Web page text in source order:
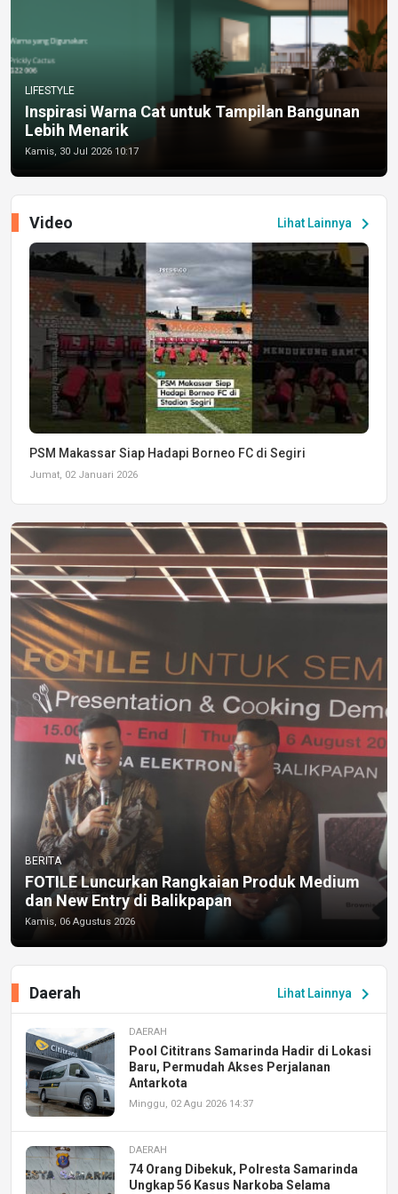
LIFESTYLE
Inspirasi Warna Cat untuk Tampilan Bangunan
Lebih Menarik
Kamis, 30 Jul 2026 10:17
Lihat Lainnya chevron_right
Video
PSM Makassar Siap Hadapi Borneo FC di Segiri
Jumat, 02 Januari 2026
BERITA
FOTILE Luncurkan Rangkaian Produk Medium
dan New Entry di Balikpapan
Kamis, 06 Agustus 2026
Lihat Lainnya chevron_right
Daerah
DAERAH
Pool Cititrans Samarinda Hadir di Lokasi
Baru, Permudah Akses Perjalanan
Antarkota
Minggu, 02 Agu 2026 14:37
DAERAH
74 Orang Dibekuk, Polresta Samarinda
Ungkap 56 Kasus Narkoba Selama